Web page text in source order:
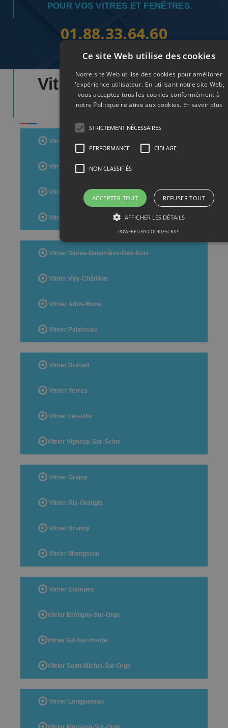
POUR VOS VITRES ET FENÊTRES.
01.88.33.64.60
Vitrier Départements
Essonne
Vitrier Evry
Vitrier Massy
Vitrier Corbeil-Essonnes
Vitrier Savigny-Sur-Orge
Vitrier Sainte-Geneviève-Des-Bois
Vitrier Viry-Châtillon
Vitrier Athis-Mons
Vitrier Palaiseau
Vitrier Draveil
Vitrier Yerres
Vitrier Les-Ulis
Vitrier Vigneux-Sur-Seine
Vitrier Grigny
Vitrier Ris-Orangis
Vitrier Brunoy
Vitrier Montgeron
Vitrier Etampes
Vitrier Brétigny-Sur-Orge
Vitrier Gif-Sur-Yvette
Vitrier Saint-Michel-Sur-Orge
Vitrier Longjumeau
Ce site Web utilise des cookies
Notre site Web utilise des cookies pour améliorer
l'expérience utilisateur. En utilisant notre site Web,
vous acceptez tous les cookies conformément à
notre Politique relative aux cookies. En savoir plus
STRICTEMENT NÉCESSAIRES
PERFORMANCE CIBLAGE
NON CLASSIFIÉS
ACCEPTER TOUT REFUSER TOUT
AFFICHER LES DÉTAILS
POWERED BY COOKIESCRIPT